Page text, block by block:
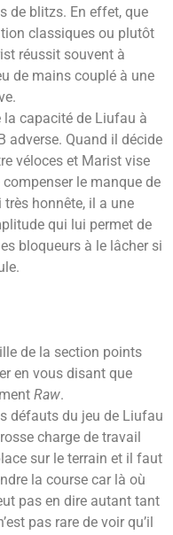
de blitzs. En effet, que
classiques ou plutôt
réussit souvent à
de mains couplé à une
la capacité de Liufau à
adverse. Quand il décide
véloces et Marist vise
le manque de
honnête, il a une
qui lui permet de
bloqueurs à le lâcher si
de la section points
en vous disant que
Raw.
défauts du jeu de Liufau
charge de travail
sur le terrain et il faut
la course car là où
pas en dire autant tant
pas rare de voir qu’il